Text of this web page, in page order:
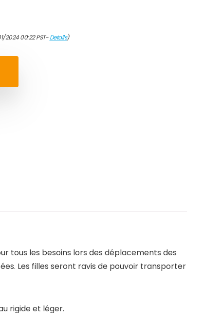
2024 00:22 PST-Details)
tous les besoins lors des déplacements des
Les filles seront ravis de pouvoir transporter
rigide et léger.